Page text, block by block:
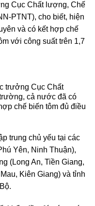
Cục Chất lượng, Chế
PTNT), cho biết, hiện
và có kết hợp chế
với công suất trên 1,7
trưởng Cục Chất
cả nước đã có
chế biến tôm đủ điều
trung chủ yếu tại các
Yên, Ninh Thuận),
(Long An, Tiền Giang,
Kiên Giang) và tỉnh